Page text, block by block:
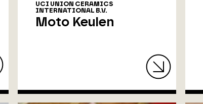
UCI UNION CERAMICS
INTERNATIONAL B.V.
Moto Keulen